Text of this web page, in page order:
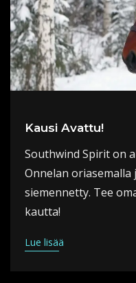
Kausi Avattu!
Southwind Spirit on
Onnelan oriasemalla
siemennetty. Tee
kautta!
Lue lisää